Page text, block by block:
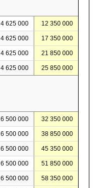
4 625 000 12 350 000
4 625 000 17 350 000
4 625 000 21 850 000
4 625 000 25 850 000
6 500 000 32 350 000
6 500 000 38 850 000
6 500 000 45 350 000
6 500 000 51 850 000
6 500 000 58 350 000